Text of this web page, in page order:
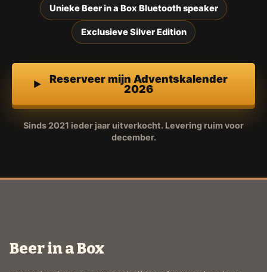
Unieke Beer in a Box Bluetooth speaker
Exclusieve Silver Edition
Reserveer mijn Adventskalender
2026
Sinds 2021 ieder jaar uitverkocht. Levering ruim voor
december.
Beer in a Box